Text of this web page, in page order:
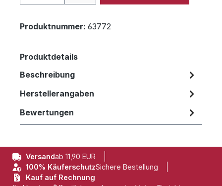
Produktnummer: 63772
Produktdetails
Beschreibung
Herstellerangaben
Bewertungen
Versandab 11,90 EUR
100% KäuferschutzSichere Bestellung
Kauf auf Rechnung